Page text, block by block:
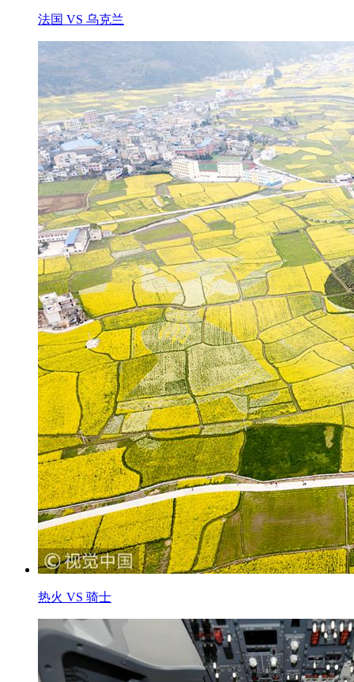
法国 VS 乌克兰
热火 VS 骑士